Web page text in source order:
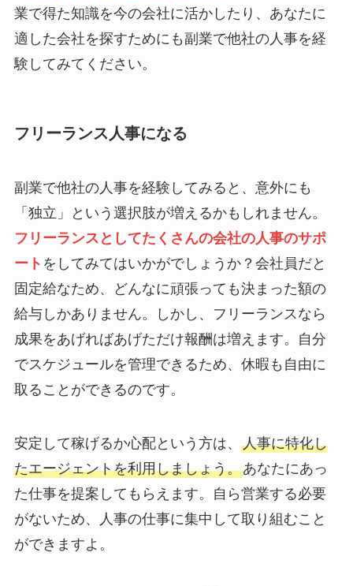
業で得た知識を今の会社に活かしたり、あなたに
適した会社を探すためにも副業で他社の人事を経
験してみてください。
フリーランス人事になる
副業で他社の人事を経験してみると、意外にも
「独立」という選択肢が増えるかもしれません。
フリーランスとしてたくさんの会社の人事のサポ
ート をしてみてはいかがでしょうか？会社員だと
固定給なため、どんなに頑張っても決まった額の
給与しかありません。しかし、フリーランスなら
成果をあげればあげただけ報酬は増えます。自分
でスケジュールを管理できるため、休暇も自由に
取ることができるのです。
安定して稼げるか心配という方は、 人事に特化し
たエージェントを利用しましょう。あなたにあっ
た仕事を提案してもらえます。自ら営業する必要
がないため、人事の仕事に集中して取り組むこと
ができますよ。